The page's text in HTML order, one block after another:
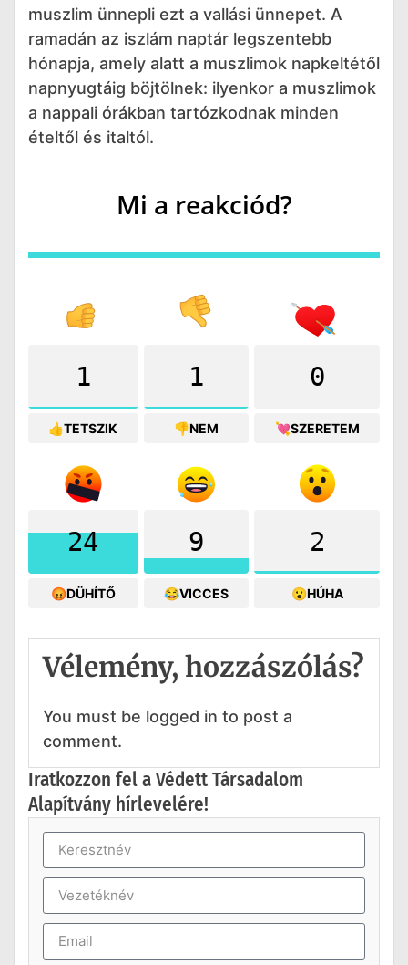
muszlim ünnepli ezt a vallási ünnepet. A
ramadán az iszlám naptár legszentebb
hónapja, amely alatt a muszlimok napkeltétől
napnyugtáig böjtölnek: ilyenkor a muszlimok
a nappali órákban tartózkodnak minden
ételtől és italtól.
Mi a reakciód?
1
👍TETSZIK
1
👎NEM
0
💘SZERETEM
24
😡DÜHÍTŐ
9
😂VICCES
2
😮HÚHA
Vélemény, hozzászólás?
You must be logged in to post a
comment.
Iratkozzon fel a Védett Társadalom
Alapítvány hírlevelére!